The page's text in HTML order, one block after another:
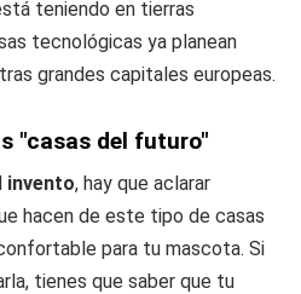
teniendo en tierras
tecnológicas ya planean
grandes capitales europeas.
"casas del futuro"
invento, hay que aclarar
hacen de este tipo de casas
para tu mascota. Si
tienes que saber que tu